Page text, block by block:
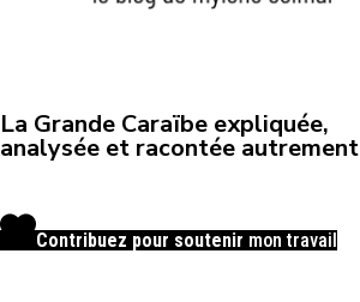
La Grande Caraïbe expliquée,
analysée et racontée autrement
Contribuez pour soutenir mon travail